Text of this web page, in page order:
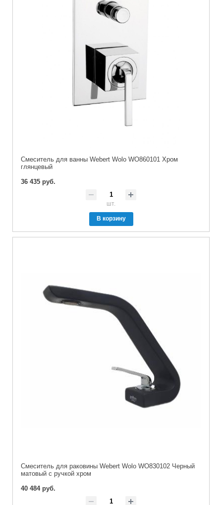
Смеситель для ванны Webert Wolo WO860101 Хром
глянцевый
36 435 руб.
шт.
В корзину
Смеситель для раковины Webert Wolo WO830102 Черный
матовый с ручкой хром
40 484 руб.